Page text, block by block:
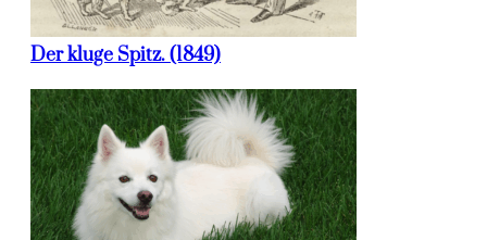
Der kluge Spitz. (1849)